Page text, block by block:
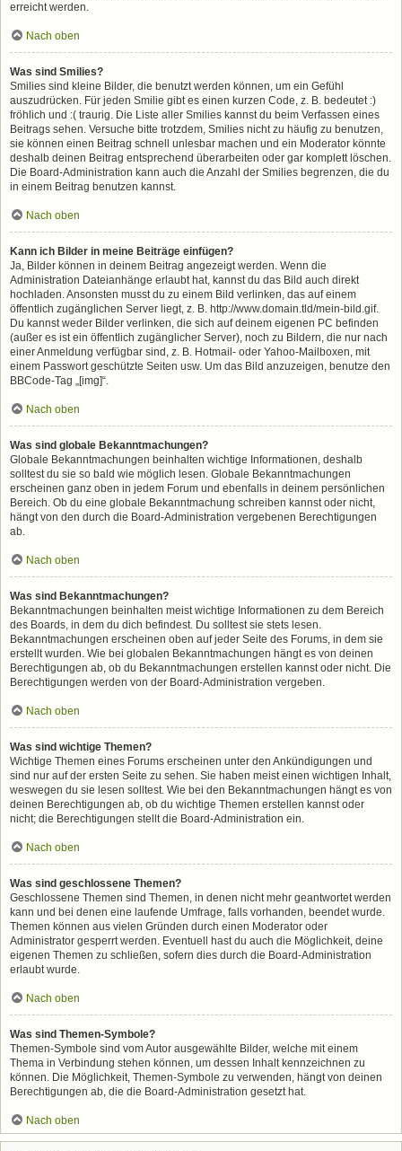
erreicht werden.
Nach oben
Was sind Smilies?
Smilies sind kleine Bilder, die benutzt werden können, um ein Gefühl
auszudrücken. Für jeden Smilie gibt es einen kurzen Code, z. B. bedeutet :)
fröhlich und :( traurig. Die Liste aller Smilies kannst du beim Verfassen eines
Beitrags sehen. Versuche bitte trotzdem, Smilies nicht zu häufig zu benutzen,
sie können einen Beitrag schnell unlesbar machen und ein Moderator könnte
deshalb deinen Beitrag entsprechend überarbeiten oder gar komplett löschen.
Die Board-Administration kann auch die Anzahl der Smilies begrenzen, die du
in einem Beitrag benutzen kannst.
Nach oben
Kann ich Bilder in meine Beiträge einfügen?
Ja, Bilder können in deinem Beitrag angezeigt werden. Wenn die
Administration Dateianhänge erlaubt hat, kannst du das Bild auch direkt
hochladen. Ansonsten musst du zu einem Bild verlinken, das auf einem
öffentlich zugänglichen Server liegt, z. B. http://www.domain.tld/mein-bild.gif.
Du kannst weder Bilder verlinken, die sich auf deinem eigenen PC befinden
(außer es ist ein öffentlich zugänglicher Server), noch zu Bildern, die nur nach
einer Anmeldung verfügbar sind, z. B. Hotmail- oder Yahoo-Mailboxen, mit
einem Passwort geschützte Seiten usw. Um das Bild anzuzeigen, benutze den
BBCode-Tag „[img]“.
Nach oben
Was sind globale Bekanntmachungen?
Globale Bekanntmachungen beinhalten wichtige Informationen, deshalb
solltest du sie so bald wie möglich lesen. Globale Bekanntmachungen
erscheinen ganz oben in jedem Forum und ebenfalls in deinem persönlichen
Bereich. Ob du eine globale Bekanntmachung schreiben kannst oder nicht,
hängt von den durch die Board-Administration vergebenen Berechtigungen
ab.
Nach oben
Was sind Bekanntmachungen?
Bekanntmachungen beinhalten meist wichtige Informationen zu dem Bereich
des Boards, in dem du dich befindest. Du solltest sie stets lesen.
Bekanntmachungen erscheinen oben auf jeder Seite des Forums, in dem sie
erstellt wurden. Wie bei globalen Bekanntmachungen hängt es von deinen
Berechtigungen ab, ob du Bekanntmachungen erstellen kannst oder nicht. Die
Berechtigungen werden von der Board-Administration vergeben.
Nach oben
Was sind wichtige Themen?
Wichtige Themen eines Forums erscheinen unter den Ankündigungen und
sind nur auf der ersten Seite zu sehen. Sie haben meist einen wichtigen Inhalt,
weswegen du sie lesen solltest. Wie bei den Bekanntmachungen hängt es von
deinen Berechtigungen ab, ob du wichtige Themen erstellen kannst oder
nicht; die Berechtigungen stellt die Board-Administration ein.
Nach oben
Was sind geschlossene Themen?
Geschlossene Themen sind Themen, in denen nicht mehr geantwortet werden
kann und bei denen eine laufende Umfrage, falls vorhanden, beendet wurde.
Themen können aus vielen Gründen durch einen Moderator oder
Administrator gesperrt werden. Eventuell hast du auch die Möglichkeit, deine
eigenen Themen zu schließen, sofern dies durch die Board-Administration
erlaubt wurde.
Nach oben
Was sind Themen-Symbole?
Themen-Symbole sind vom Autor ausgewählte Bilder, welche mit einem
Thema in Verbindung stehen können, um dessen Inhalt kennzeichnen zu
können. Die Möglichkeit, Themen-Symbole zu verwenden, hängt von deinen
Berechtigungen ab, die die Board-Administration gesetzt hat.
Nach oben